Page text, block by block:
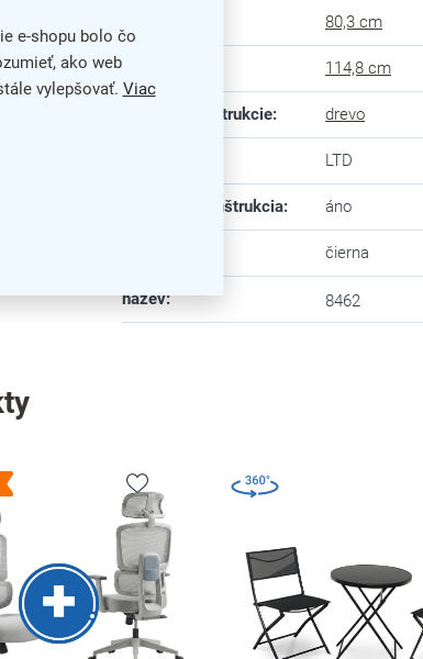
e-shopu bolo čo
ako web
vylepšovať. Viac
80,3 cm
114,8 cm
Materiál konštrukcie: drevo
LTD
Skladacia konštrukcia: áno
čierna
nazev: 8462